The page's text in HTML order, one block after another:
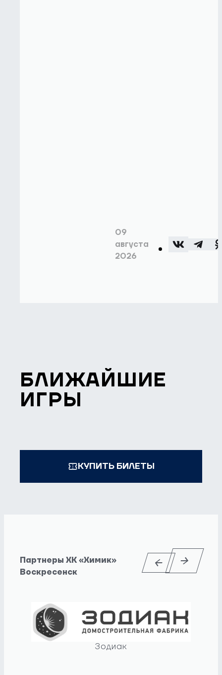
09
августа
2026
БЛИЖАЙШИЕ
ИГРЫ
КУПИТЬ БИЛЕТЫ
Партнеры ХК «Химик»
Воскресенск
Зодиак